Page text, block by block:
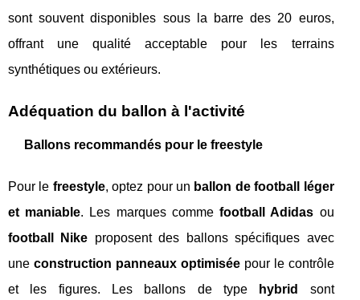
sont souvent disponibles sous la barre des 20 euros,
offrant une qualité acceptable pour les terrains
synthétiques ou extérieurs.
Adéquation du ballon à l'activité
Ballons recommandés pour le freestyle
Pour le freestyle, optez pour un ballon de football léger
et maniable. Les marques commefootball Adidas ou
football Nike proposent des ballons spécifiques avec
une construction panneaux optimiséepour le contrôle
et les figures. Les ballons de type
hybrid
sont